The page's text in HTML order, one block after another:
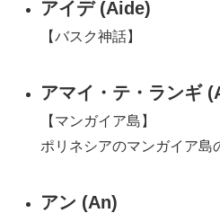
アイデ (Aide)
【バスク神話】
アマイ・テ・ランギ
【マンガイア島】
ポリネシアのマンガイア島
アン (An)